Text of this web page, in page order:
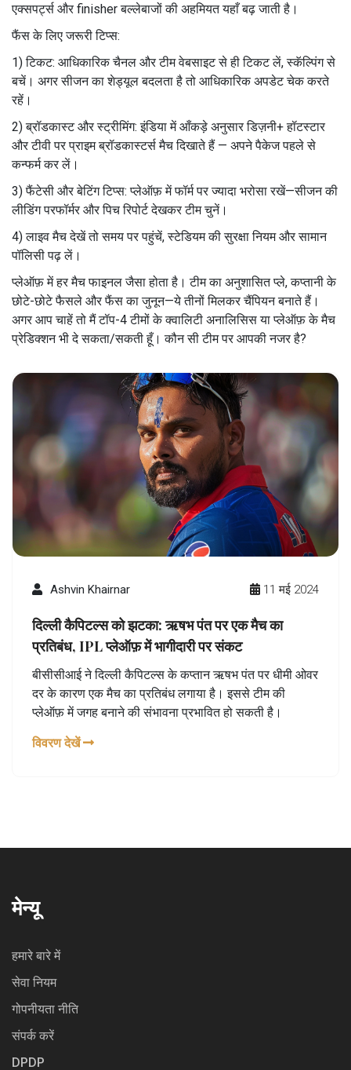
एक्सपर्ट्स और finisher बल्लेबाजों की अहमियत यहाँ बढ़ जाती है।
फैंस के लिए जरूरी टिप्स:
1) टिकट: आधिकारिक चैनल और टीम वेबसाइट से ही टिकट लें, स्कॅल्पिंग से
बचें। अगर सीजन का शेड्यूल बदलता है तो आधिकारिक अपडेट चेक करते
रहें।
2) ब्रॉडकास्ट और स्ट्रीमिंग: इंडिया में आँकड़े अनुसार डिज़नी+ हॉटस्टार
और टीवी पर प्राइम ब्रॉडकास्टर्स मैच दिखाते हैं — अपने पैकेज पहले से
कन्फर्म कर लें।
3) फैंटेसी और बेटिंग टिप्स: प्लेऑफ़ में फॉर्म पर ज्यादा भरोसा रखें—सीजन की
लीडिंग परफॉर्मर और पिच रिपोर्ट देखकर टीम चुनें।
4) लाइव मैच देखें तो समय पर पहुंचें, स्टेडियम की सुरक्षा नियम और सामान
पॉलिसी पढ़ लें।
प्लेऑफ़ में हर मैच फाइनल जैसा होता है। टीम का अनुशासित प्ले, कप्तानी के
छोटे-छोटे फैसले और फैंस का जुनून—ये तीनों मिलकर चैंपियन बनाते हैं।
अगर आप चाहें तो मैं टॉप-4 टीमों के क्वालिटी अनालिसिस या प्लेऑफ़ के मैच
प्रेडिक्शन भी दे सकता/सकती हूँ। कौन सी टीम पर आपकी नजर है?
Ashvin Khairnar 11 मई 2024
दिल्ली कैपिटल्स को झटका: ऋषभ पंत पर एक मैच का
प्रतिबंध, IPL प्लेऑफ़ में भागीदारी पर संकट
बीसीसीआई ने दिल्ली कैपिटल्स के कप्तान ऋषभ पंत पर धीमी ओवर
दर के कारण एक मैच का प्रतिबंध लगाया है। इससे टीम की
प्लेऑफ़ में जगह बनाने की संभावना प्रभावित हो सकती है।
विवरण देखें
मेन्यू
हमारे बारे में
सेवा नियम
गोपनीयता नीति
संपर्क करें
DPDP